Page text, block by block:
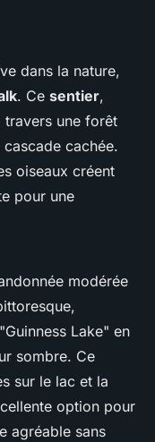
dans la nature,
. Ce sentier,
travers une forêt
cascade cachée.
oiseaux créent
pour une
modérée
Lake" en
sombre. Ce
sur le lac et la
option pour
agréable sans